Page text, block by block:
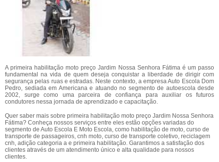
A primeira habilitação moto preço Jardim Nossa Senhora Fátima é um passo
fundamental na vida de quem deseja conquistar a liberdade de dirigir com
segurança pelas ruas e estradas. Neste contexto, a empresa Auto Escola Dom
Pedro, sediada em Americana e atuando no segmento de autoescola desde
2002, surge como uma parceira de confiança para auxiliar os futuros
condutores nessa jornada de aprendizado e capacitação.
Quer saber mais sobre primeira habilitação moto preço Jardim Nossa Senhora
Fátima? Conheça nossos serviços entre eles estão opções variadas do
segmento de Auto Escola E Moto Escola, como habilitação de moto, curso de
transporte de passageiros, cnh moto, curso de transporte coletivo, reciclagem
cnh, adição categoria a e primeira habilitação. Garantimos a satisfação dos
clientes através de um atendimento único e alta qualidade para nossos
clientes.